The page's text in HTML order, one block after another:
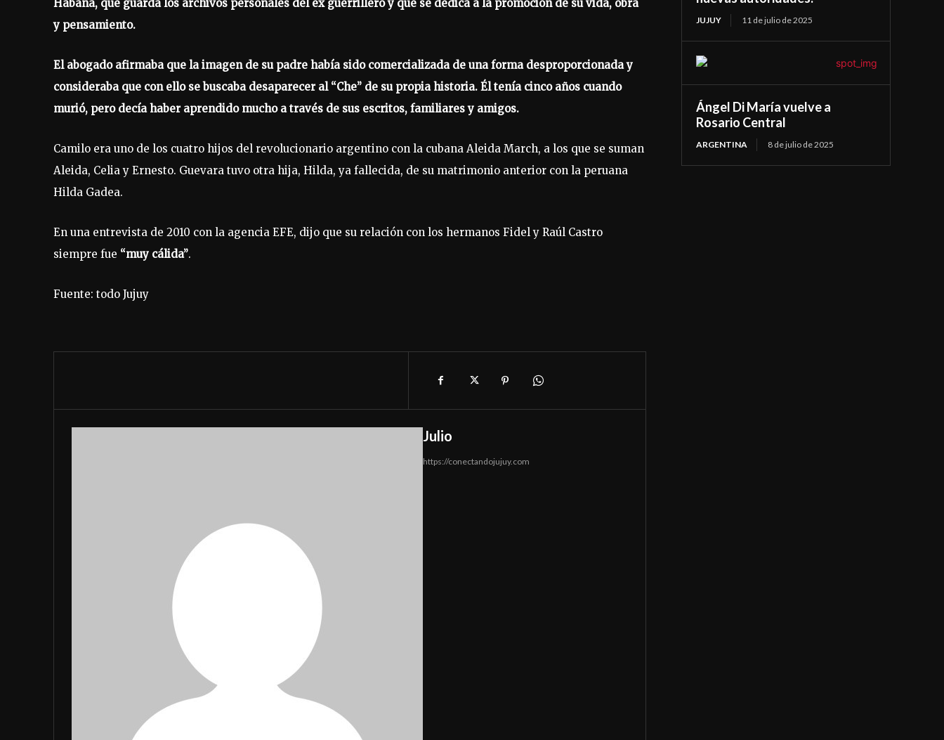
Habana, que guarda los archivos personales del ex guerrillero y que se dedica a la promoción de su vida, obra
y pensamiento.
El abogado afirmaba que la imagen de su padre había sido comercializada de una forma desproporcionada y
consideraba que con ello se buscaba desaparecer al “Che” de su propia historia. Él tenía cinco años cuando
murió, pero decía haber aprendido mucho a través de sus escritos, familiares y amigos.
Camilo era uno de los cuatro hijos del revolucionario argentino con la cubana Aleida March, a los que se suman
Aleida, Celia y Ernesto. Guevara tuvo otra hija, Hilda, ya fallecida, de su matrimonio anterior con la peruana
Hilda Gadea.
En una entrevista de 2010 con la agencia EFE, dijo que su relación con los hermanos Fidel y Raúl Castro
siempre fue “muy cálida”.
Fuente: todo Jujuy
Julio
https://conectandojujuy.com
JUJUY 11 de julio de 2025
Ángel Di María vuelve a
Rosario Central
ARGENTINA 8 de julio de 2025